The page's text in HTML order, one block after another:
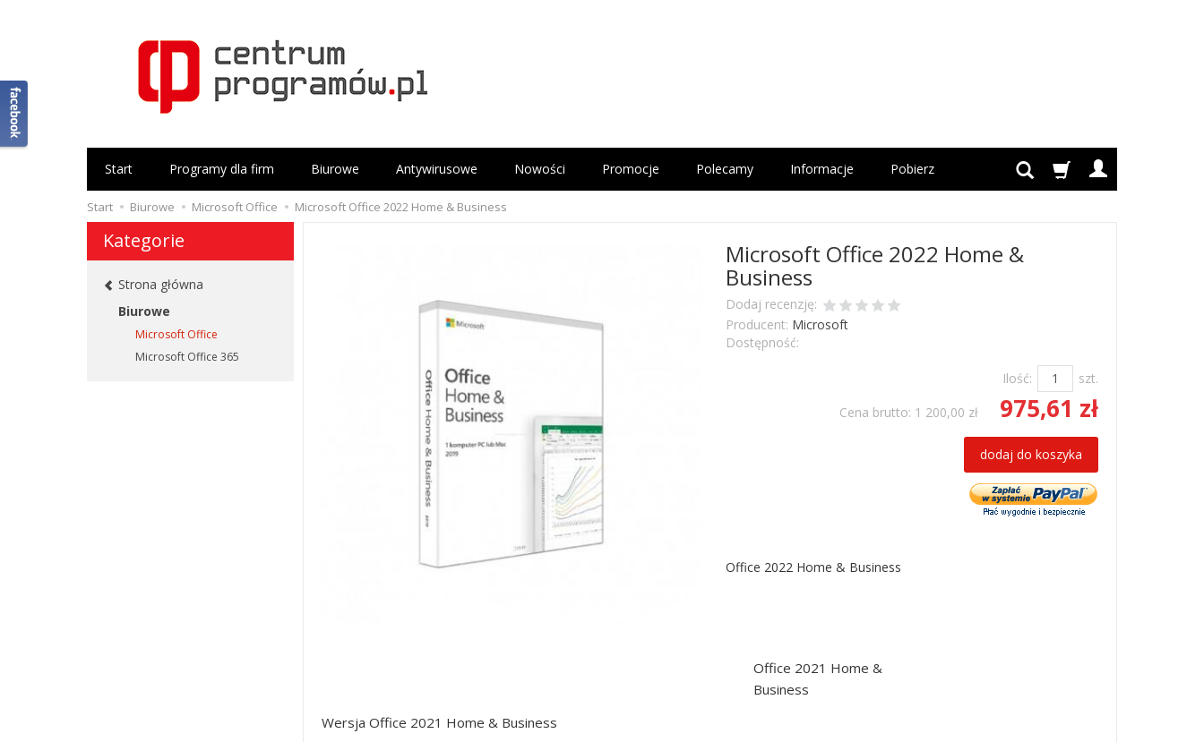
Start Programy dla firm Biurowe Antywirusowe Nowości Promocje Polecamy Informacje Pobierz
Start Biurowe Microsoft Office Microsoft Office 2022 Home & Business
Microsoft Office 2022 Home &
Business
Dodaj recenzję:
Producent: Microsoft
Dostępność:
Ilość:
szt.
Cena brutto: 1 200,00 zł 975,61 zł
dodaj do koszyka
Office 2022 Home & Business
Office 2021 Home &
Business
Wersja Office 2021 Home & Business
Kategorie
Strona główna
Biurowe
Microsoft Office
Microsoft Office 365